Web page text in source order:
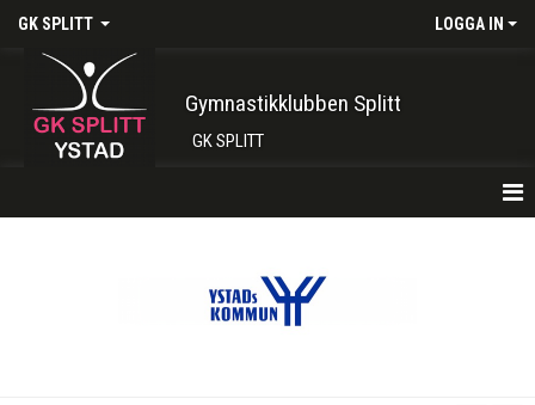
GK SPLITT LOGGA IN
Gymnastikklubben Splitt
GK SPLITT